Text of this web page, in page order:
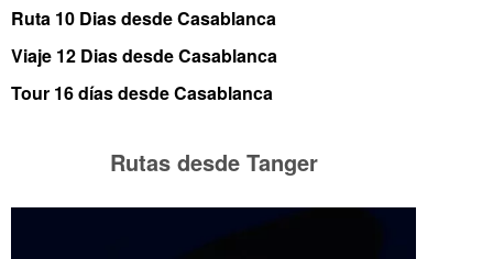
Ruta 10 Dias desde Casablanca
Viaje 12 Dias desde Casablanca
Tour 16 días desde Casablanca
Rutas desde Tanger